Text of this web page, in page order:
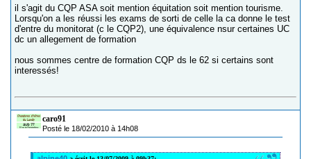
il s'agit du CQP ASA soit mention équitation soit mention tourisme.
Lorsqu'on a les réussi les exams de sorti de celle la ca donne le test
d'entre du monitorat (c le CQP2), une équivalence nsur certaines UC
dc un allegement de formation
nous sommes centre de formation CQP ds le 62 si certains sont
interessés!
caro91
Posté le 18/02/2010 à 14h08